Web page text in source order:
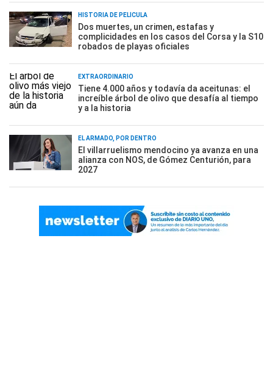
HISTORIA DE PELÍCULA
Dos muertes, un crimen, estafas y
complicidades en los casos del Corsa y la S10
robados de playas oficiales
EXTRAORDINARIO
Tiene 4.000 años y todavía da aceitunas: el
increíble árbol de olivo que desafía al tiempo
y a la historia
EL ARMADO, POR DENTRO
El villarruelismo mendocino ya avanza en una
alianza con NOS, de Gómez Centurión, para
2027